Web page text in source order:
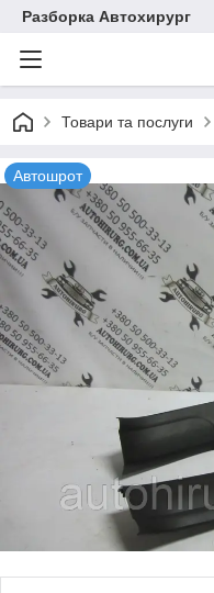
Разборка Автохирург
Товари та послуги
Автошрот